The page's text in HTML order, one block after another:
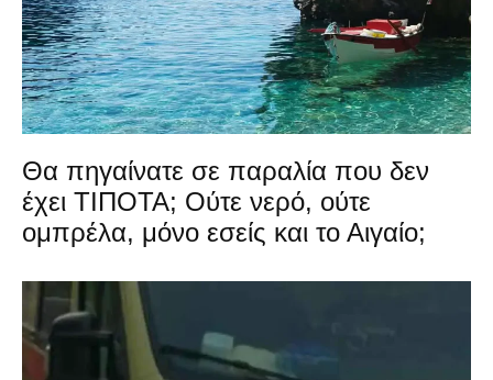
Θα πηγαίνατε σε παραλία που δεν
έχει ΤΙΠΟΤΑ; Ούτε νερό, ούτε
ομπρέλα, μόνο εσείς και το Αιγαίο;